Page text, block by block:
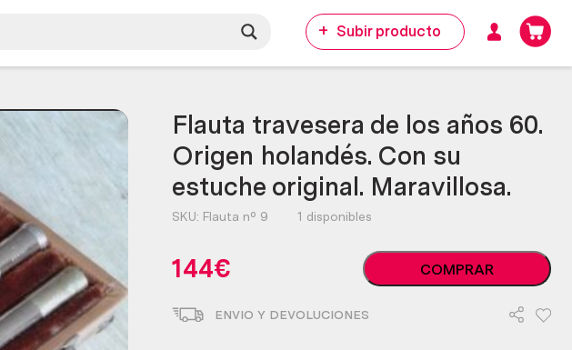
Subir producto
Flauta travesera de los años 60.
Origen holandés. Con su
estuche original. Maravillosa.
SKU: Flauta nº 9 1 disponibles
144€
Flauta
travesera
los
COMPRAR
ENVIO Y DEVOLUCIONES